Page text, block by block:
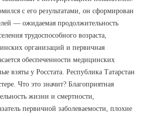
с его результатами, он сформирован
— ожидаемая продолжительность
трудоспособного возраста,
организаций и первичная
обеспеченности медицинских
взяты у Росстата. Республика Татарстан
Что это значит? Благоприятная
жизни и смертности,
первичной заболеваемости, плохие